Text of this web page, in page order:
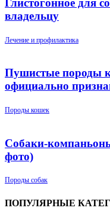
Глистогонное для
владельцу
Лечение и профилактика
Пушистые породы
официально
Породы кошек
Собаки-
фото)
Породы собак
ПОПУЛЯРНЫЕ